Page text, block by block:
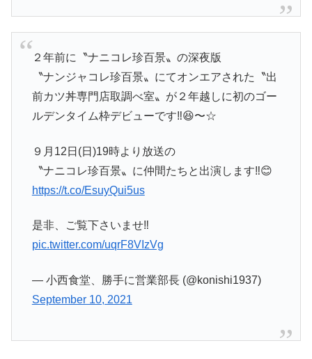
２年前に〝ナニコレ珍百景〟の深夜版
〝ナンジャコレ珍百景〟にてオンエアされた〝出
前カツ丼専門店取調べ室〟が２年越しに初のゴー
ルデンタイム枠デビューです‼️😆〜☆
９月12日(日)19時より放送の
〝ナニコレ珍百景〟に仲間たちと出演します‼️😊
https://t.co/EsuyQui5us
是非、ご覧下さいませ‼️
pic.twitter.com/uqrF8VIzVg
— 小西食堂、勝手に営業部長 (@konishi1937)
September 10, 2021